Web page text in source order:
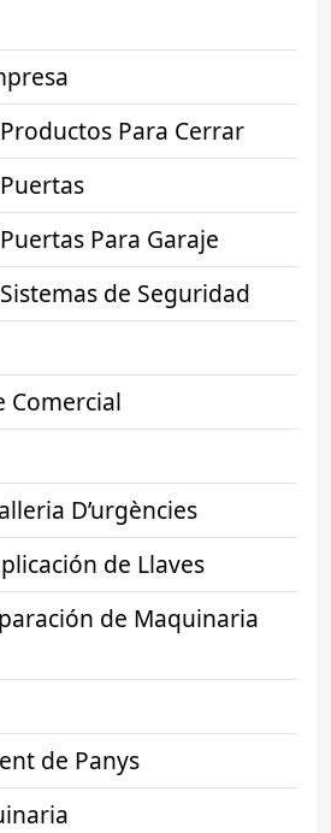
Para Cerrar
Para Garaje
de Seguridad
Comercial
D’urgències
de Llaves
de Maquinaria
de Panys